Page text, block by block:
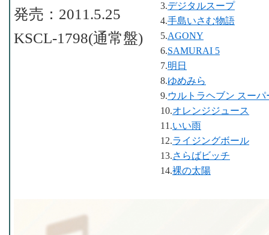
3.デジタルスープ
4.手島いさむ物語
5.AGONY
6.SAMURAI 5
7.明日
8.ゆめみら
9.ウルトラヘブン スー
10.オレンジジュース
11.いい雨
12.ライジングボール
13.さらばビッチ
14.裸の太陽
発売：2011.5.25
KSCL-1798(通常盤)